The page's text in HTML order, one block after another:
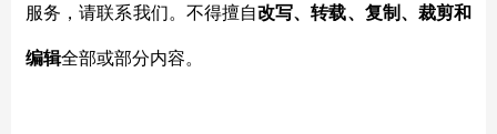
服务，请联系我们。不得擅自改写、转载、复制、裁剪和
编辑全部或部分内容。